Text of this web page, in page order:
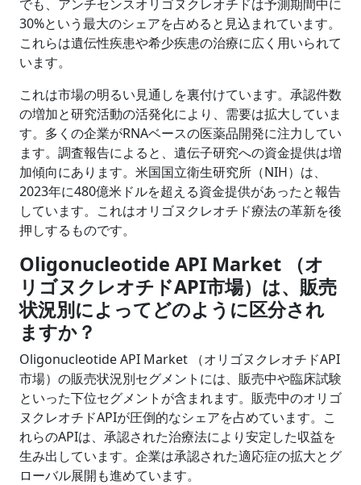
でも、アンチセンスオリゴヌクレオチドは予測期間中に
30%という最大のシェアを占めると見込まれています。
これらは遺伝性疾患や希少疾患の治療に広く用いられて
います。
これは市場の明るい見通しを裏付けています。承認件数
の増加と研究活動の活発化により、需要は拡大していま
す。多くの企業がRNAベースの医薬品開発に注力してい
ます。調査報告によると、遺伝子研究への資金提供は増
加傾向にあります。米国国立衛生研究所（NIH）は、
2023年に480億米ドルを超える資金提供があったと報告
しています。これはオリゴヌクレオチド療法の革新を後
押しするものです。
Oligonucleotide API Market （オ
リゴヌクレオチドAPI市場）は、販売
状況別によってどのように区分され
ますか？
Oligonucleotide API Market （オリゴヌクレオチドAPI
市場）の販売状況別セグメントには、販売中や臨床試験
といった下位セグメントが含まれます。販売中のオリゴ
ヌクレオチドAPIが圧倒的なシェアを占めています。こ
れらのAPIは、承認された治療法により安定した収益を
生み出しています。企業は承認された適応症の拡大とグ
ローバル展開も進めています。